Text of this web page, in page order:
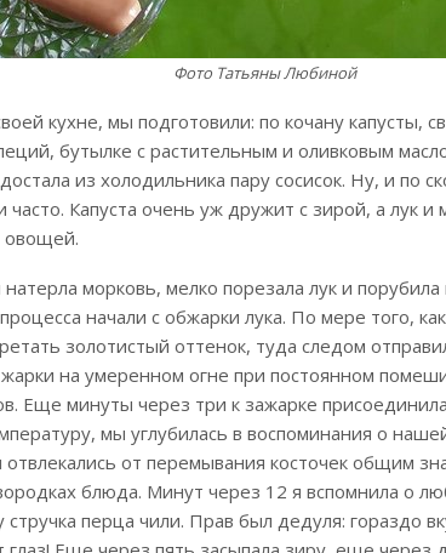
Фото Татьяны Любиной
кухне, мы подготовили: по кочану капусты,
бутылке с растительным и оливковым
из холодильника пару сосисок. Ну, и по
часто. Капуста очень уж дружит с зирой, а лук
овощей.
морковь, мелко порезала лук и порубила
начали с обжарки лука. По мере того,
золотистый оттенок, туда следом
на умеренном огне при постоянном
Еще минуты через три к зажарке
мы углубилась в воспоминания о
отвлекались от перемывания косточек общим
блюда. Минут через 12 я вспомнила о
стручка перца чили. Прав был дедуля: гораздо